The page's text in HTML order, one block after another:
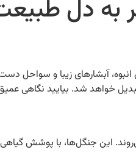
انبوه، آبشارهای زیبا و سواحل
این جنگل‌ها، با پوشش گیاهی